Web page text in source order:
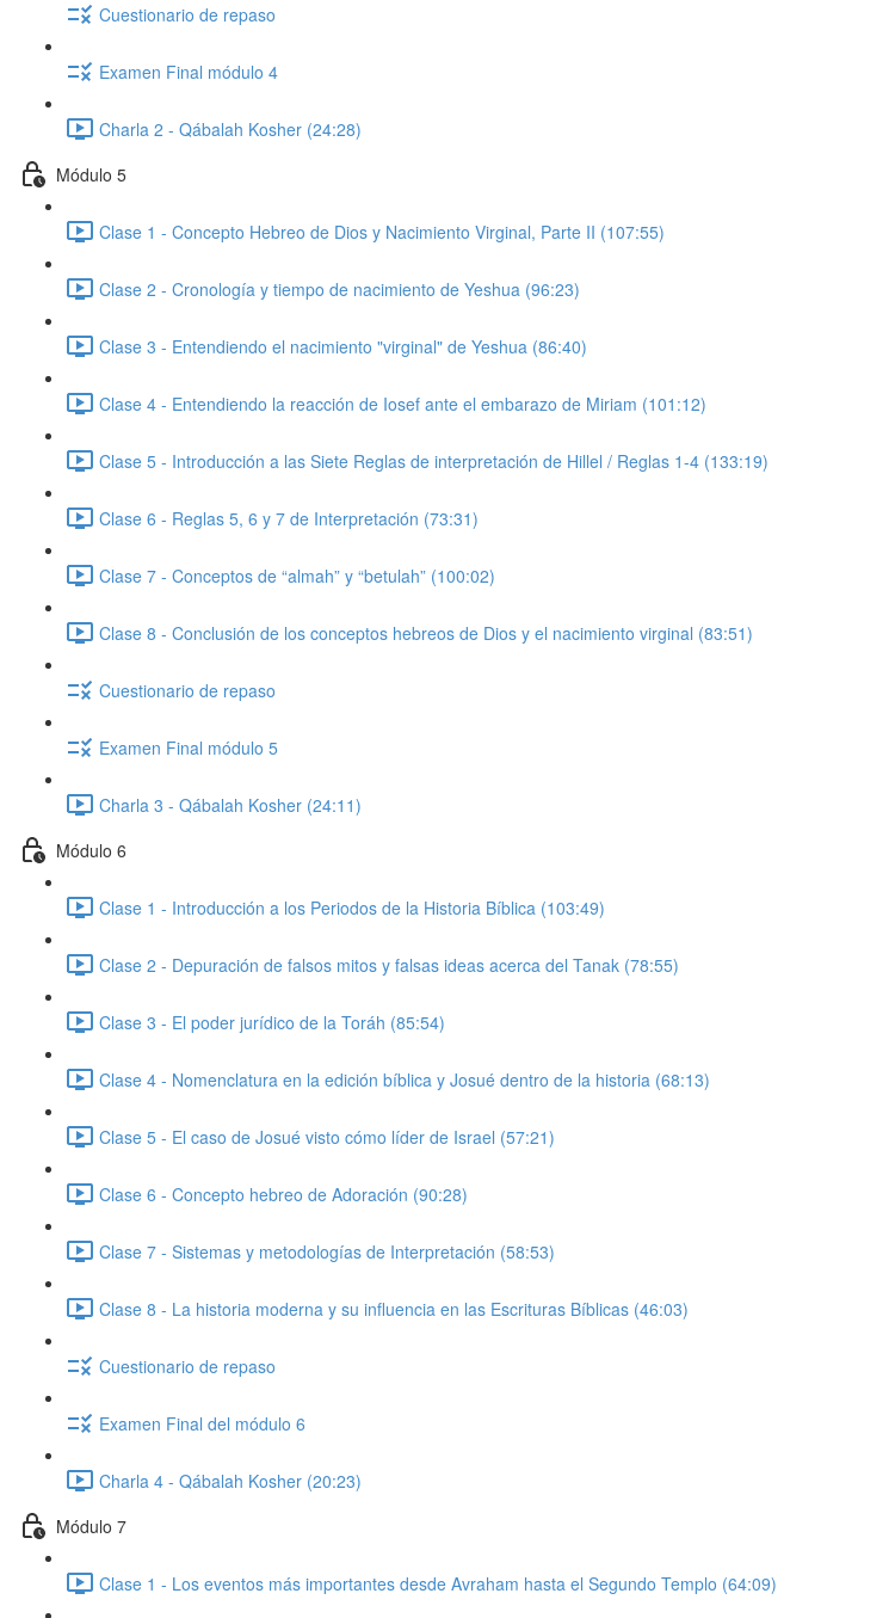
Cuestionario de repaso
Examen Final módulo 4
Charla 2 - Qábalah Kosher (24:28)
Módulo 5
Clase 1 - Concepto Hebreo de Dios y Nacimiento Virginal, Parte II (107:55)
Clase 2 - Cronología y tiempo de nacimiento de Yeshua (96:23)
Clase 3 - Entendiendo el nacimiento "virginal" de Yeshua (86:40)
Clase 4 - Entendiendo la reacción de Iosef ante el embarazo de Miriam (101:12)
Clase 5 - Introducción a las Siete Reglas de interpretación de Hillel / Reglas 1-4 (133:19)
Clase 6 - Reglas 5, 6 y 7 de Interpretación (73:31)
Clase 7 - Conceptos de “almah” y “betulah” (100:02)
Clase 8 - Conclusión de los conceptos hebreos de Dios y el nacimiento virginal (83:51)
Cuestionario de repaso
Examen Final módulo 5
Charla 3 - Qábalah Kosher (24:11)
Módulo 6
Clase 1 - Introducción a los Periodos de la Historia Bíblica (103:49)
Clase 2 - Depuración de falsos mitos y falsas ideas acerca del Tanak (78:55)
Clase 3 - El poder jurídico de la Toráh (85:54)
Clase 4 - Nomenclatura en la edición bíblica y Josué dentro de la historia (68:13)
Clase 5 - El caso de Josué visto cómo líder de Israel (57:21)
Clase 6 - Concepto hebreo de Adoración (90:28)
Clase 7 - Sistemas y metodologías de Interpretación (58:53)
Clase 8 - La historia moderna y su influencia en las Escrituras Bíblicas (46:03)
Cuestionario de repaso
Examen Final del módulo 6
Charla 4 - Qábalah Kosher (20:23)
Módulo 7
Clase 1 - Los eventos más importantes desde Avraham hasta el Segundo Templo (64:09)